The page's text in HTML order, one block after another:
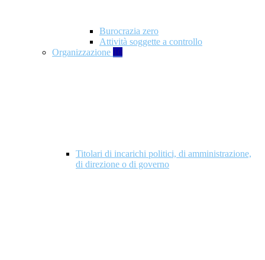
Burocrazia zero
Attività soggette a controllo
Organizzazione 10
Titolari di incarichi politici, di amministrazione,
di direzione o di governo